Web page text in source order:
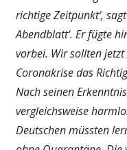
richtige Zeitpunkt‘,
Abendblatt‘. Er fügte
vorbei. Wir sollten
Coronakrise das
Nach seinen
vergleichsweise
Deutschen müssten